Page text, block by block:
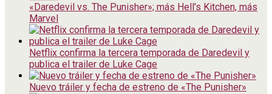
«Daredevil vs. The Punisher»; más Hell’s Kitchen, más
Marvel
Netflix confirma la tercera temporada de Daredevil y
publica el trailer de Luke Cage
Nuevo tráiler y fecha de estreno de «The Punisher»